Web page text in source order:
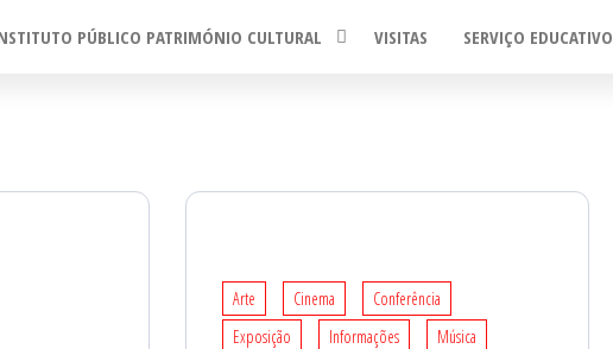
PÚBLICO PATRIMÓNIO CULTURAL
VISITAS SERVIÇO EDUCATIVO
Arte Cinema
Conferência
Exposição
Informações
Música